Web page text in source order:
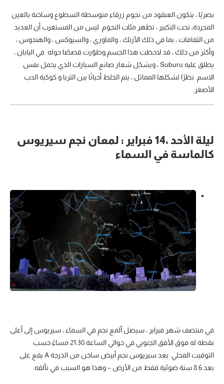
بصريًا ، يتكون العنقود من نجوم زرقاء متوسطة السطوع وساخنة بالعين
المجردة، تحت التكبير ، تظهر مئات النجوم. ليس من المستغرب أن العديد
من الثقافات ، بما في ذلك الأزتك ، والماوري ، والسيوكس ، والهندوس ،
وأكثر من ذلك ، قد لاحظت هذا الجسم وطوّرت قصصًا حوله في اليابان ،
يطلق عليه Suburu ، ويشكل شعار صانع السيارات الذي يحمل نفس
الاسم. نظرًا لشكلها المماثل ، يتم الخلط أحيانًا بين الثريا و كوكبة الدب
الأصغر.
ليلة الأحد ،14 فبراير : لمعان نجم سيريوس
كالماسة في السماء
في منتصف شهر فبراير ، سيصل ألمع نجم في السماء ، سيريوس إلى أعلى
نقطة له فوق الأفق الجنوبي في حوالي الساعة 21:30 مساءً حسب
التوقيت المحلي. يعد سيريوس نجم أبيض ساخن من الدرجة A يقع على
بعد 8.6 سنة ضوئية فقط من الأرض – وهذا هو السبب في تألقه.